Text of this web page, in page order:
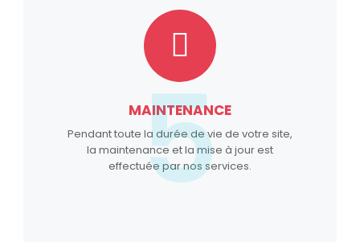
MAINTENANCE
Pendant toute la durée de vie de votre site,
la maintenance et la mise à jour est
effectuée par nos services.
5